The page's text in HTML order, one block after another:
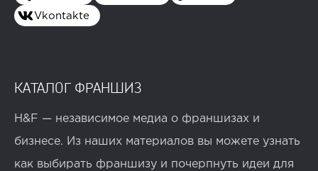
Vkontakte
КАТАЛОГ ФРАНШИЗ
H&F — независимое медиа о франшизах и
бизнесе. Из наших материалов вы можете узнать
как выбирать франшизу и почерпнуть идеи для